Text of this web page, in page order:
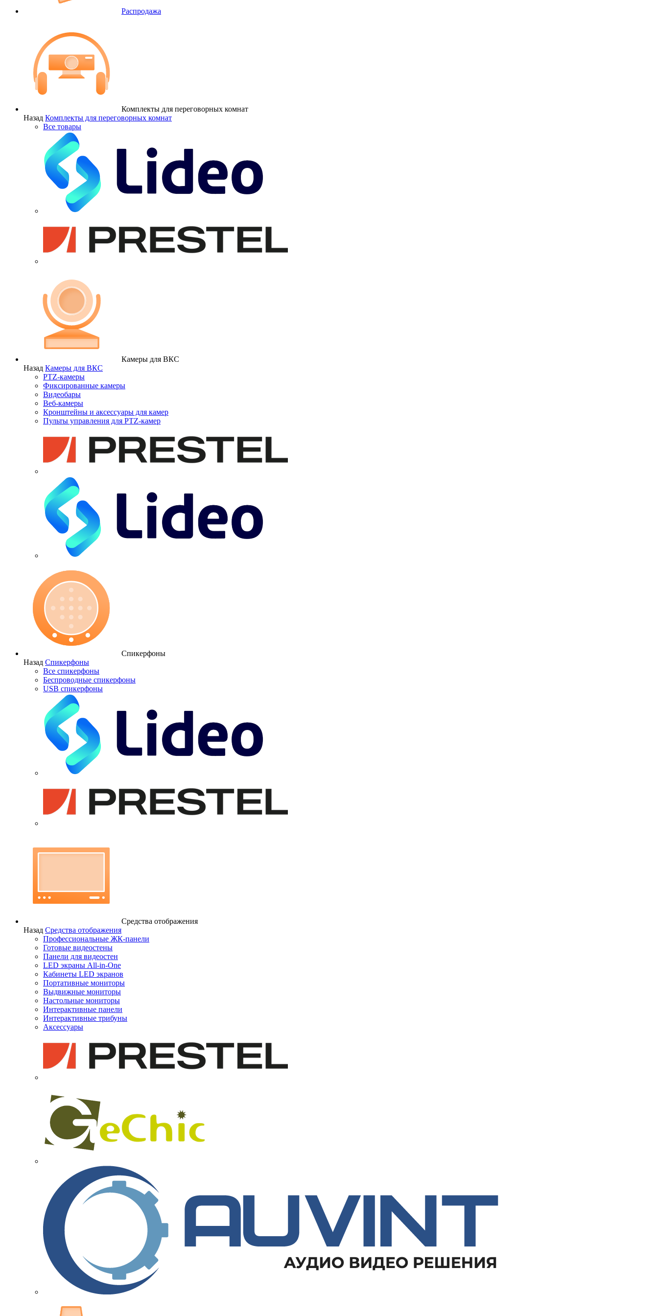
Распродажа
Комплекты для переговорных комнат
Назад Комплекты для переговорных комнат
Все товары
Камеры для ВКС
Назад Камеры для ВКС
PTZ-камеры
Фиксированные камеры
Видеобары
Веб-камеры
Кронштейны и аксессуары для камер
Пульты управления для PTZ-камер
Спикерфоны
Назад Спикерфоны
Все спикерфоны
Беспроводные спикерфоны
USB спикерфоны
Средства отображения
Назад Средства отображения
Профессиональные ЖК-панели
Готовые видеостены
Панели для видеостен
LED экраны All-in-One
Кабинеты LED экранов
Портативные мониторы
Выдвижные мониторы
Настольные мониторы
Интерактивные панели
Интерактивные трибуны
Аксессуары